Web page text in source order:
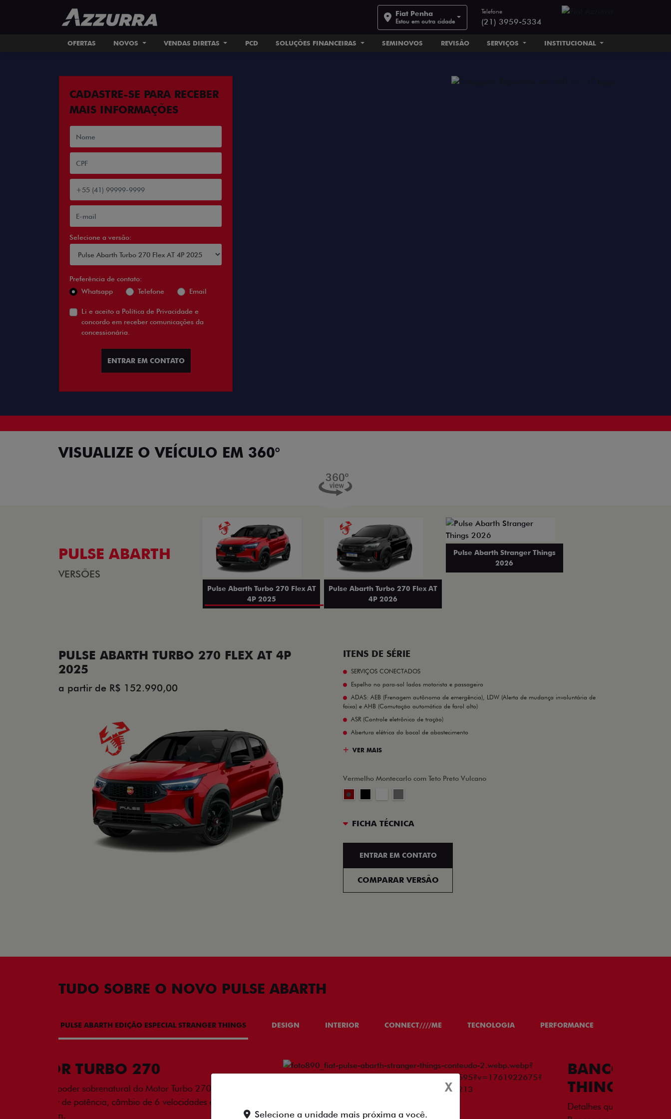
Fiat Penha
Estou em outra cidade
Telefone
(21) 3959-5334
OFERTAS NOVOS VENDAS DIRETAS PCD SOLUÇÕES FINANCEIRAS SEMINOVOS REVISÃO SERVIÇOS INSTITUCIONAL
CADASTRE-SE PARA RECEBER
MAIS INFORMAÇÕES
Selecione a versão:
Preferência de contato:
Whatsapp
Telefone Email
Li e aceito a Política de Privacidade e
concordo em receber comunicações da
concessionária.
ENTRAR EM CONTATO
VISUALIZE O VEÍCULO EM 360°
PULSE ABARTH
VERSÕES
Pulse Abarth Turbo 270 Flex AT
4P 2025
Pulse Abarth Turbo 270 Flex AT
4P 2026
Pulse Abarth Stranger Things
2026
PULSE ABARTH TURBO 270 FLEX AT 4P
2025
a partir de R$ 152.990,00
ITENS DE SÉRIE
SERVIÇOS CONECTADOS
Espelho no para-sol lados motorista e passageiro
ADAS: AEB (Frenagem autônoma de emergência), LDW (Alerta de mudança involuntária de
faixa) e AHB (Comutação automática de farol alto)
ASR (Controle eletrônico de tração)
Abertura elétrica do bocal de abastecimento
VER MAIS
Vermelho Montecarlo com Teto Preto Vulcano
FICHA TÉCNICA
ENTRAR EM CONTATO
COMPARAR VERSÃO
TUDO SOBRE O NOVO PULSE ABARTH
PULSE ABARTH EDIÇÃO ESPECIAL STRANGER THINGS DESIGN INTERIOR CONNECT////ME TECNOLOGIA PERFORMANCE
BANCOS EM COURO STRANGER
X
Selecione a unidade mais próxima a você.